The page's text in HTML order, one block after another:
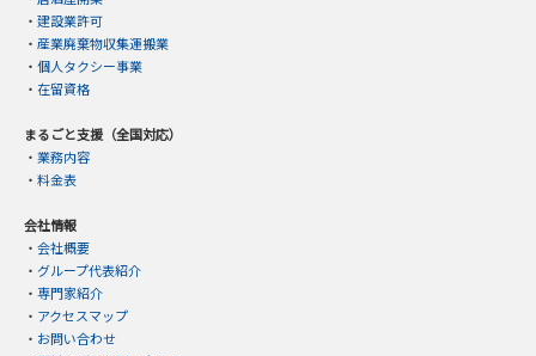
・ 建設業許可
・ 産業廃棄物収集運搬業
・ 個人タクシー事業
・ 在留資格
まるごと支援（全国対応）
・ 業務内容
・ 料金表
会社情報
・ 会社概要
・ グループ代表紹介
・ 専門家紹介
・ アクセスマップ
・ お問い合わせ